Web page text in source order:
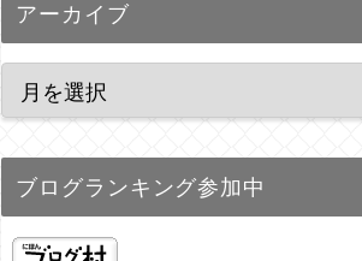
アーカイブ
ブログランキング参加中